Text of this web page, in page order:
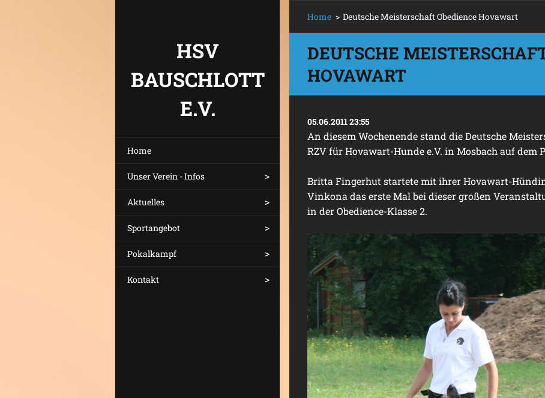
HSV
BAUSCHLOTT
E.V.
Home
Unser Verein - Infos
Aktuelles
Sportangebot
Pokalkampf
Kontakt
Home > Deutsche Meisterschaft Obedience Hovawart
DEUTSCHE
HOVAWART
05.06.2011 23:55
An diesem Wochenende stand die Deutsche
RZV für Hovawart-Hunde e.V. in Mosbach auf dem
Britta Fingerhut startete mit ihrer Hovawart-
Vinkona das erste Mal bei dieser großen
in der Obedience-Klasse 2.